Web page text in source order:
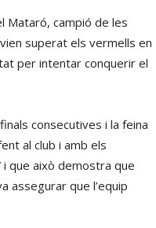
cap
disminuir
Mataró, campió de les
superat els vermells en
per intentar conquerir el
consecutives i la feina
al club i amb els
que això demostra que
assegurar que l’equip